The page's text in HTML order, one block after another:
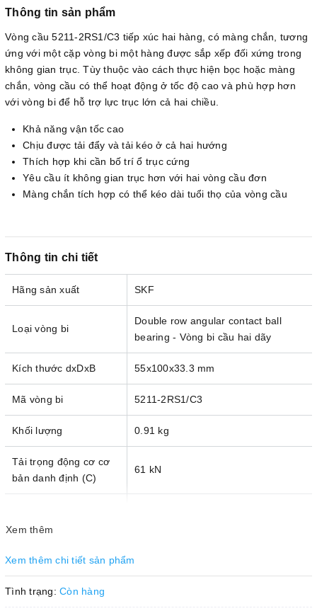
Thông tin sản phẩm
Vòng cầu 5211-2RS1/C3 tiếp xúc hai hàng, có màng chắn, tương
ứng với một cặp vòng bi một hàng được sắp xếp đối xứng trong
không gian trục. Tùy thuộc vào cách thực hiện bọc hoặc màng
chắn, vòng cầu có thể hoạt động ở tốc độ cao và phù hợp hơn
với vòng bi để hỗ trợ lực trục lớn cả hai chiều.
Khả năng vận tốc cao
Chịu được tải đẩy và tải kéo ở cả hai hướng
Thích hợp khi cần bố trí ổ trục cứng
Yêu cầu ít không gian trục hơn với hai vòng cầu đơn
Màng chắn tích hợp có thể kéo dài tuổi thọ của vòng cầu
Thông tin chi tiết
Hãng sản xuất SKF
Loại vòng bi
Double row angular contact ball
bearing - Vòng bi cầu hai dãy
Kích thước dxDxB 55x100x33.3 mm
Mã vòng bi 5211-2RS1/C3
Khối lượng 0.91 kg
Tải trọng động cơ cơ
bản danh định (C)
61 kN
danh định (C
Giới hạn tải trọng mỏi
u
Xem thêm
Xem thêm chi tiết sản phẩm
Tình trạng: Còn hàng